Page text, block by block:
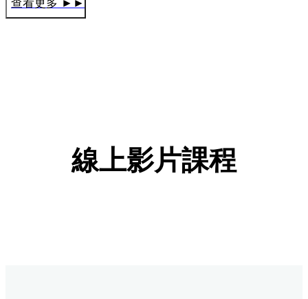
查看更多 ►►
線上影片課程